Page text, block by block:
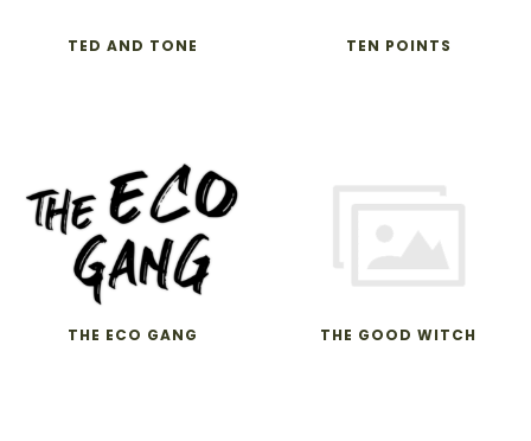
TED AND TONE TEN POINTS
THE ECO GANG THE GOOD WITCH